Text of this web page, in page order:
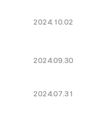
2024.10.02
2024.09.30
2024.07.31